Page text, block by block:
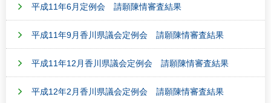
平成11年6月定例会 請願陳情審査結果
平成11年9月香川県議会定例会 請願陳情審査結果
平成11年12月香川県議会定例会 請願陳情審査結果
平成12年2月香川県議会定例会 請願陳情審査結果